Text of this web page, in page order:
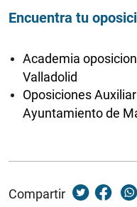
Encuentra tu
Academia
Valladolid
Oposiciones
Ayuntamiento de
Compartir